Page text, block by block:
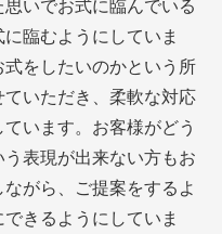
いでお式に臨んでいる
臨むようにしていま
をしたいのかという所
いただき、柔軟な対応
います。お客様がどう
表現が出来ない方もお
がら、ご提案をするよ
きるようにしていま